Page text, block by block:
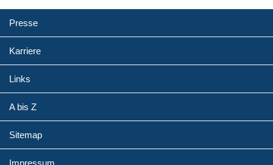
Presse
Karriere
Links
A bis Z
Sitemap
Impressum